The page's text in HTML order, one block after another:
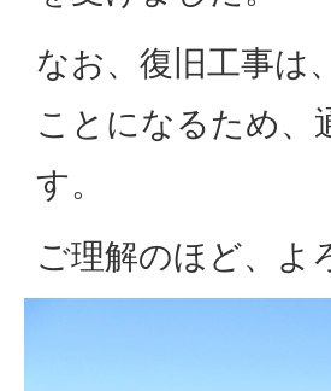
なお、復旧工事は
ことになるため、
す。
ご理解のほど、よ